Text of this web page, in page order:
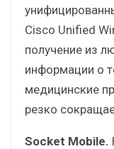
Cisco Unified
получение из
информации о
медицинские
резко
Socket Mobile.